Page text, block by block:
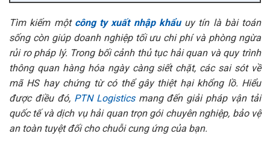
Tìm kiếm một công ty xuất nhập khẩuuy tín là bài toán
sống còn giúp doanh nghiệp tối ưu chi phí và phòng ngừa
rủi ro pháp lý. Trong bối cảnh thủ tục hải quan và quy trình
thông quan hàng hóa ngày càng siết chặt, các sai sót về
mã HS hay chứng từ có thể gây thiệt hại khổng lồ. Hiểu
được điều đó, PTN Logisticsmang đến giải pháp vận tải
quốc tế và dịch vụ hải quan trọn gói chuyên nghiệp, bảo vệ
an toàn tuyệt đối cho chuỗi cung ứng của bạn.